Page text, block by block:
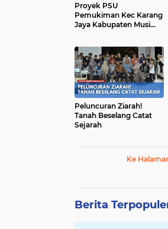
Proyek PSU
Pemukiman Kec Karang
Jaya Kabupaten Musi
Peluncuran Ziarah!
Tanah Beselang Catat
Sejarah
Ke
Berita